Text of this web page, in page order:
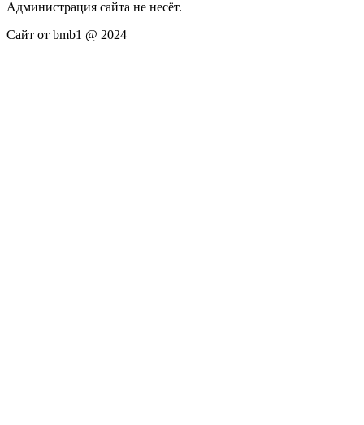
Администрация сайта не несёт.
Сайт от bmb1 @ 2024